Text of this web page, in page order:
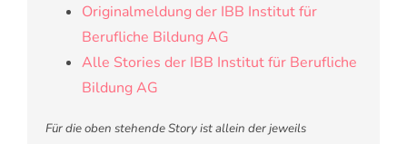
Originalmeldung der IBB Institut für
Berufliche Bildung AG
Alle Stories der IBB Institut für Berufliche
Bildung AG
Für die oben stehende Story ist allein der jeweils